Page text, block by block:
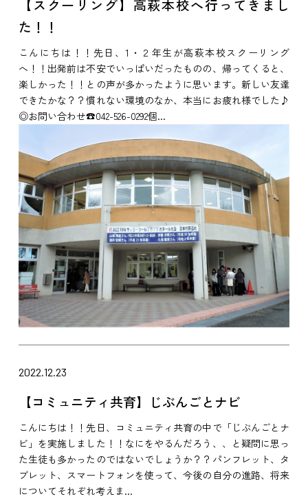
【スクーリング】高萩本校へ行ってきまし
た！！
こんにちは！！先日、1・２年生が高萩本校スクーリング
へ！！出発前は不安でいっぱいだったものの、帰ってくると、
楽しかった！！との声が多かったように思います。新しい友達
できたかな？？慣れない環境のなか、本当にお疲れ様でした♪
◎お問い合わせ☎042-526-0292個...
2022.12.23
【コミュニティ共育】じぶんごとナビ
こんにちは！！先日、コミュニティ共育の中で「じぶんごとナ
ビ」を実施しました！！なにをやるんだろう、、と疑問に思っ
た生徒も多かったのではないでしょうか？？パンフレット、タ
ブレット、スマートフォンを使って、今後の自分の進路、将来
についてそれぞれ考えま...